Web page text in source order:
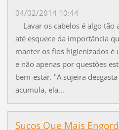
04/02/2014 10:44
Lavar os cabelos é algo tão
até esquece da importância
manter os fios higienizados
e não apenas por questões
bem-estar. "A sujeira
acumula, ela...
Sucos Que Mais